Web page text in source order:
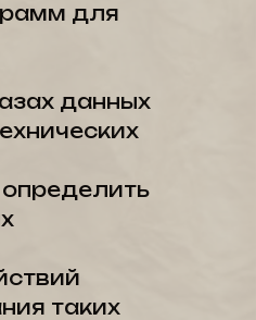
для
данных
таких